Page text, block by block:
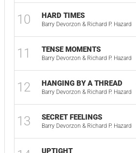
10 HARD TIMES
Barry Devorzon & Richard P. Hazard
11 TENSE MOMENTS
Barry Devorzon & Richard P. Hazard
12 HANGING BY A THREAD
Barry Devorzon & Richard P. Hazard
13 SECRET FEELINGS
Barry Devorzon & Richard P. Hazard
UPTIGHT